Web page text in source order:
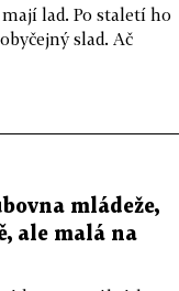
lad. Po staletí ho
slad. Ač
mládeže,
ale malá na